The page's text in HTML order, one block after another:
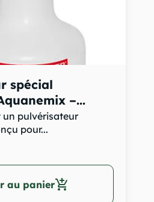
spécial
–...
un pulvérisateur
pour...
au panieradd_shopping_cart